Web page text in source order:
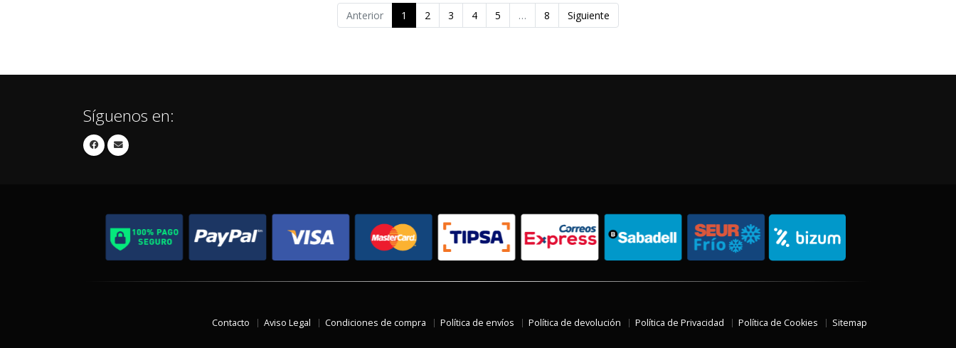
Anterior 1 2 3 4 5 … 8 Siguiente
Síguenos en:
Contacto Aviso Legal Condiciones de compra Política de envíos Política de devolución Política de Privacidad Política de Cookies Sitemap